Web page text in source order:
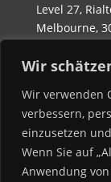
Wir
Wir verwenden
verbessern,
einzusetzen
Wenn Sie auf
Anwendung von
Level 27,
Melbourne,
(03) 90169760